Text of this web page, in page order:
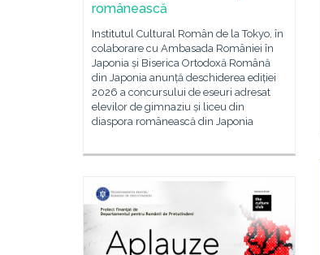
românească
Institutul Cultural Român de la Tokyo, în
colaborare cu Ambasada României în
Japonia și Biserica Ortodoxă Română
din Japonia anunță deschiderea ediției
2026 a concursului de eseuri adresat
elevilor de gimnaziu și liceu din
diaspora românească din Japonia